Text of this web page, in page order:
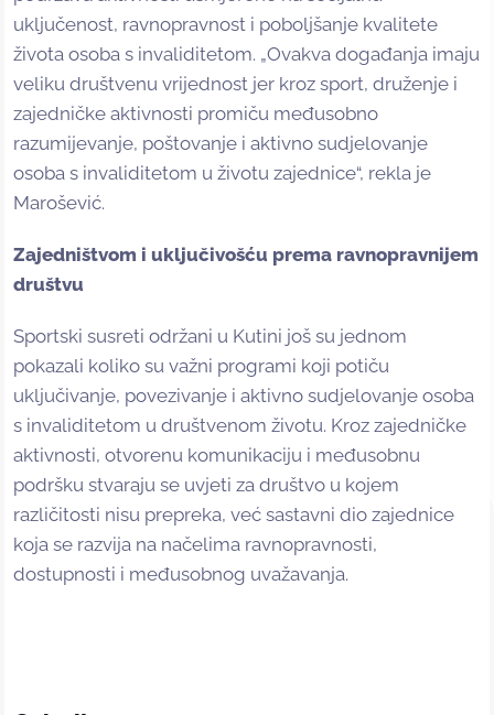
uključenost, ravnopravnost i poboljšanje kvalitete
života osoba s invaliditetom. „Ovakva događanja imaju
veliku društvenu vrijednost jer kroz sport, druženje i
zajedničke aktivnosti promiču međusobno
razumijevanje, poštovanje i aktivno sudjelovanje
osoba s invaliditetom u životu zajednice“, rekla je
Marošević.
Zajedništvom i uključivošću prema ravnopravnijem
društvu
Sportski susreti održani u Kutini još su jednom
pokazali koliko su važni programi koji potiču
uključivanje, povezivanje i aktivno sudjelovanje osoba
s invaliditetom u društvenom životu. Kroz zajedničke
aktivnosti, otvorenu komunikaciju i međusobnu
podršku stvaraju se uvjeti za društvo u kojem
različitosti nisu prepreka, već sastavni dio zajednice
koja se razvija na načelima ravnopravnosti,
dostupnosti i međusobnog uvažavanja.